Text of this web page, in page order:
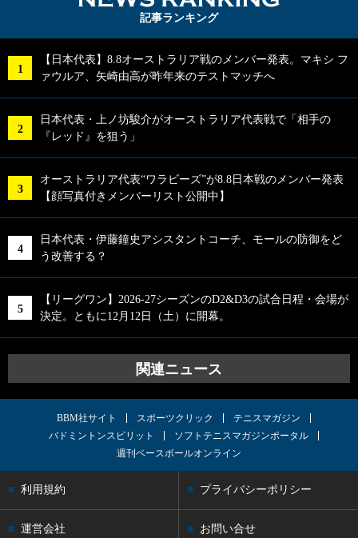
記事ランキング
【日本代表】8.8オーストラリア戦のメンバー発表。マキシ フ
ァウルア、矢崎由高が昨年来のテストマッチへ
日本代表・上ノ坊駿介がオーストラリア代表戦で「相手の
『レッド』を狙う」
オーストラリア代表“ワラビーズ”が8.8日本戦のメンバー発表
【顔写真付きメンバーリスト公開中】
日本代表・伊藤鐘史アシスタントコーチ、モールの防御をど
う改善する？
【リーグワン】2026-27シーズンのD2&D3の試合日程・会場が
決定。ともに12月12日（土）に開幕。
関連ニュース
BBM社サイト スポーツクリック
テニスマガジン
バドミントンスピリット
ソフトテニスマガジンポータル
週刊ベースボールオンライン
利用規約 プライバシーポリシー
運営会社 お問い合せ